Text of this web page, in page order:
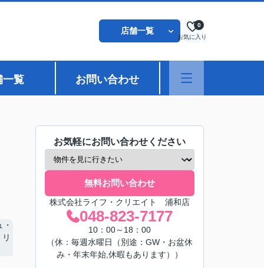
店舗一覧
お気に入り
0
一覧 お問い合わせ
お気軽にお問い合わせください
無料お問い合わせ
株式会社ライフ・クリエイト 浦和店
048-823-7177
10：00～18：00
（休：毎週水曜日（別途：GW・お盆休
み・年末年始,休暇もあります））